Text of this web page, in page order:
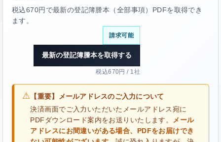
税込670円で最新の登記簿謄本（全部事項）PDFを取得でき
ます。
請求可能
最新の登記簿謄本を取得する
税込670円 / 1社
⚠ 【重要】メールアドレスのご入力について
決済画面でご入力いただいたメールアドレス宛に
PDFダウンロード案内をお送りいたします。
メール
アドレスにお間違いがある場合、PDFをお届けでき